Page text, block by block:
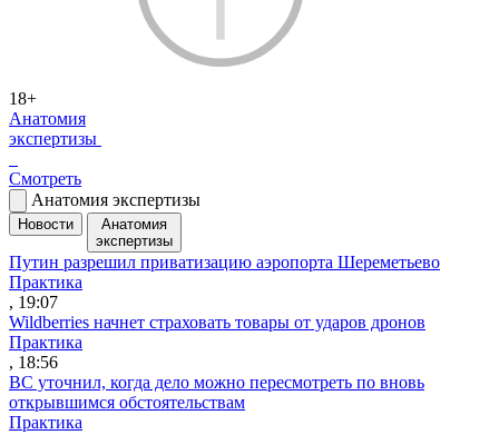
18+
Анатомия
экспертизы
Смотреть
Анатомия экспертизы
Новости
Анатомия
экспертизы
Путин разрешил приватизацию аэропорта Шереметьево
Практика
, 19:07
Wildberries начнет страховать товары от ударов дронов
Практика
, 18:56
ВС уточнил, когда дело можно пересмотреть по вновь
открывшимся обстоятельствам
Практика